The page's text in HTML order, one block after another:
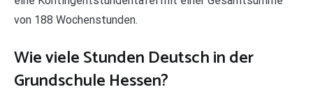
von 188 Wochenstunden.
Wie viele Stunden Deutsch in der
Grundschule Hessen?